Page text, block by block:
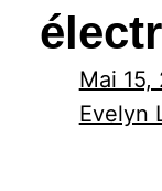
Mai 15,
Evelyn